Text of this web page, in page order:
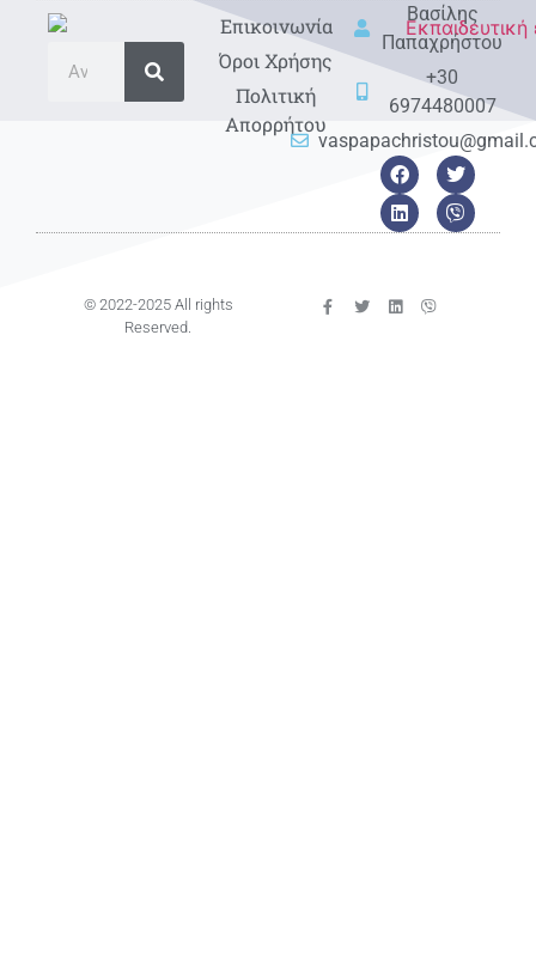
Eπικοινωνία
Όροι Χρήσης
Πολιτική
Απορρήτου
Βασίλης
Παπαχρήστου
+30
6974480007
© 2022-2025 All rights
Reserved.